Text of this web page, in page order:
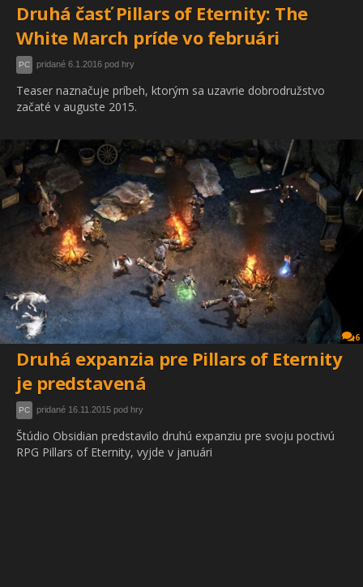
Druhá časť Pillars of Eternity: The
White March príde vo februári
PC pridané 6.1.2016 pod hry
Teaser naznačuje príbeh, ktorým sa uzavrie dobrodružstvo
začaté v auguste 2015.
6
Druhá expanzia pre Pillars of Eternity
je predstavená
PC pridané 16.11.2015 pod hry
Štúdio Obsidian predstavilo druhú expanziu pre svoju poctivú
RPG Pillars of Eternity, vyjde v januári